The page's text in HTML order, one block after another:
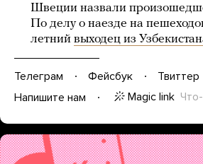
Швеции назвали
По делу о наезде на
летний выходец из
Телеграм Фейсбук Твиттер
Напишите нам
Magic link